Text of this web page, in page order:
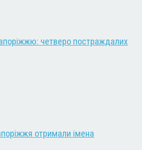
четверо постраждалих
отримали імена